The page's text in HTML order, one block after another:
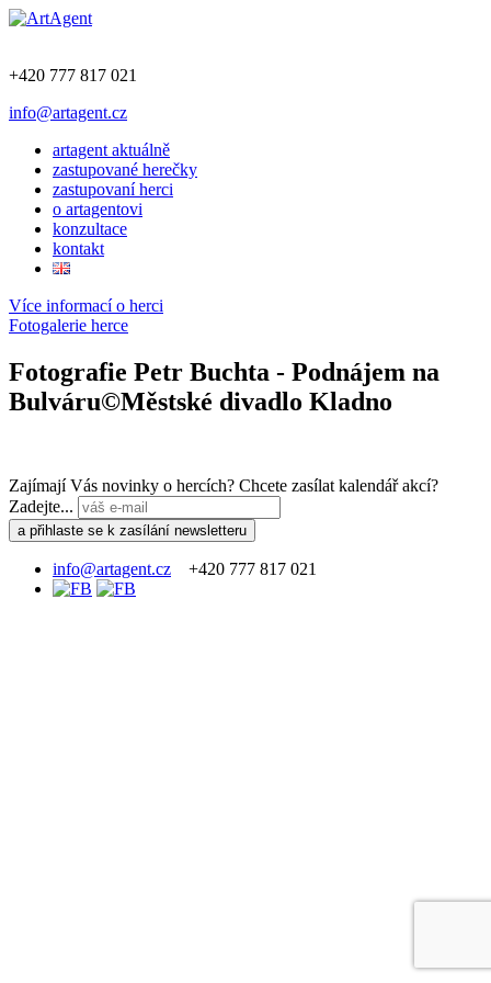
+420 777 817 021
info@artagent.cz
artagent aktuálně
zastupované herečky
zastupovaní herci
o artagentovi
konzultace
kontakt
Více informací o herci
Fotogalerie herce
Fotografie Petr Buchta - Podnájem na
Bulváru©Městské divadlo Kladno
Zajímají Vás novinky o hercích? Chcete zasílat kalendář akcí?
Zadejte...
info@artagent.cz +420 777 817 021